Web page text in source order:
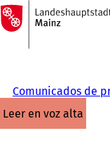
Saltar al contenido
A
la
página
Comunicados de
leer en voz alta